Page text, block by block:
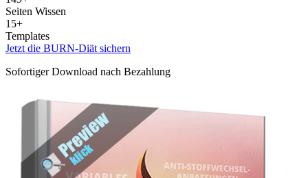
Seiten Wissen
15+
Templates
Jetzt die BURN-Diät sichern
Sofortiger Download nach Bezahlung